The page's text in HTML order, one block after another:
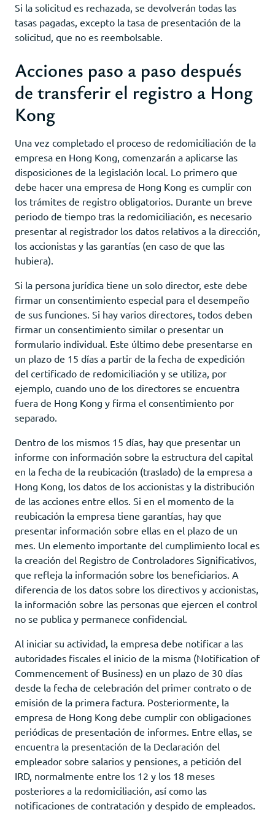
Si la solicitud es rechazada, se devolverán todas las
tasas pagadas, excepto la tasa de presentación de la
solicitud, que no es reembolsable.
Acciones paso a paso después
de transferir el registro a Hong
Kong
Una vez completado el proceso de redomiciliación de la
empresa en Hong Kong, comenzarán a aplicarse las
disposiciones de la legislación local. Lo primero que
debe hacer una empresa de Hong Kong es cumplir con
los trámites de registro obligatorios. Durante un breve
periodo de tiempo tras la redomiciliación, es necesario
presentar al registrador los datos relativos a la dirección,
los accionistas y las garantías (en caso de que las
hubiera).
Si la persona jurídica tiene un solo director, este debe
firmar un consentimiento especial para el desempeño
de sus funciones. Si hay varios directores, todos deben
firmar un consentimiento similar o presentar un
formulario individual. Este último debe presentarse en
un plazo de 15 días a partir de la fecha de expedición
del certificado de redomiciliación y se utiliza, por
ejemplo, cuando uno de los directores se encuentra
fuera de Hong Kong y firma el consentimiento por
separado.
Dentro de los mismos 15 días, hay que presentar un
informe con información sobre la estructura del capital
en la fecha de la reubicación (traslado) de la empresa a
Hong Kong, los datos de los accionistas y la distribución
de las acciones entre ellos. Si en el momento de la
reubicación la empresa tiene garantías, hay que
presentar información sobre ellas en el plazo de un
mes. Un elemento importante del cumplimiento local es
la creación del Registro de Controladores Significativos,
que refleja la información sobre los beneficiarios. A
diferencia de los datos sobre los directivos y accionistas,
la información sobre las personas que ejercen el control
no se publica y permanece confidencial.
Al iniciar su actividad, la empresa debe notificar a las
autoridades fiscales el inicio de la misma (Notification of
Commencement of Business) en un plazo de 30 días
desde la fecha de celebración del primer contrato o de
emisión de la primera factura. Posteriormente, la
empresa de Hong Kong debe cumplir con obligaciones
periódicas de presentación de informes. Entre ellas, se
encuentra la presentación de la Declaración del
empleador sobre salarios y pensiones, a petición del
IRD, normalmente entre los 12 y los 18 meses
posteriores a la redomiciliación, así como las
notificaciones de contratación y despido de empleados.